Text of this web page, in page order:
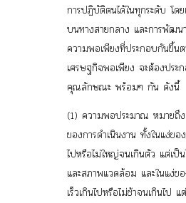
การปฏิบัติตนได้ในทุกระดับ โด
บนทางสายกลาง และการพัฒน
ความพอเพียงที่ประกอบกันขึ้น
เศรษฐกิจพอเพียง จะต้องประ
คุณลักษณะ พร้อมๆ กัน ดังนี้
(1) ความพอประมาณ หมายถึ
ของการดำเนินงาน ทั้งในแง่ขอ
ไปหรือไม่ใหญ่จนเกินตัว แต่เป็
และสภาพแวดล้อม และในแง่ขอ
เร็วเกินไปหรือไม่ช้าจนเกินไป